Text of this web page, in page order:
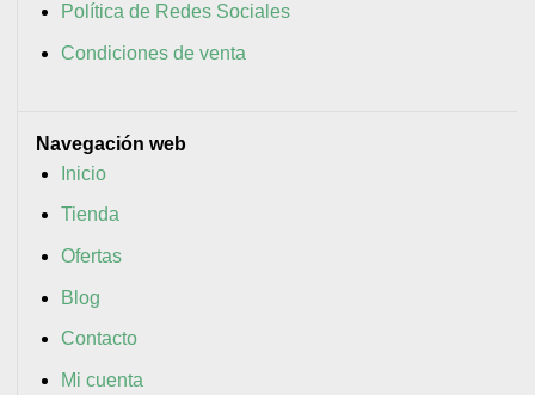
Política de Redes Sociales
Condiciones de venta
Navegación web
Inicio
Tienda
Ofertas
Blog
Contacto
Mi cuenta